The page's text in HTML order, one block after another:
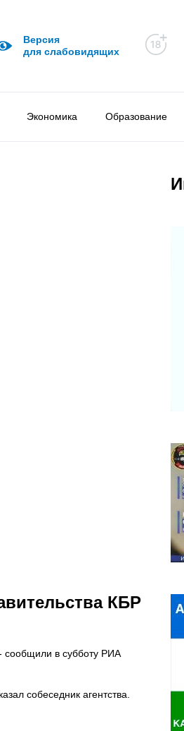
Версия
для слабовидящих
Экономика Образование
КБР
сообщили в субботу РИА
собеседник агентства.